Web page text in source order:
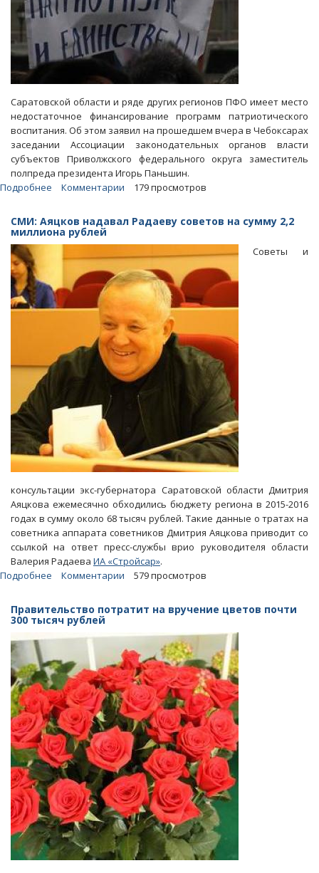
Саратовской области и ряде других регионов ПФО имеет место
недостаточное финансирование программ патриотического
воспитания. Об этом заявил на прошедшем вчера в Чебоксарах
заседании Ассоциации законодательных органов власти
субъектов Приволжского федерального округа заместитель
полпреда президента Игорь Паньшин.
Подробнее
недовольны
экономией
саратовских
властей
на
патриотизме
Комментарии 179 просмотров
СМИ: Аяцков надавал Радаеву советов на сумму 2,2
миллиона рублей
Советы и
консультации экс-губернатора Саратовской области Дмитрия
Аяцкова ежемесячно обходились бюджету региона в 2015-2016
годах в сумму около 68 тысяч рублей. Такие данные о тратах на
советника аппарата советников Дмитрия Аяцкова приводит со
ссылкой на ответ пресс-службы врио руководителя области
Валерия Радаева ИА «Стройсар».
Подробнее
надавал
на
сумму
2,2
миллиона
рублей
Комментарии 579 просмотров
Правительство потратит на вручение цветов почти
300 тысяч рублей